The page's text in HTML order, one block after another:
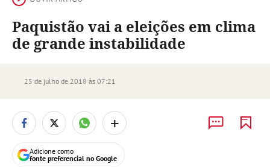
Paquistão vai a eleições em clima
de grande instabilidade
25 de julho de 2018 às 07:21
+
Adicione como
fonte preferencial no Google